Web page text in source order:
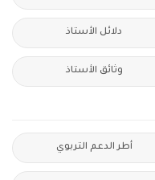
دلائل الأستاذ
وثائق الأستاذ
أطر الدعم التربوي